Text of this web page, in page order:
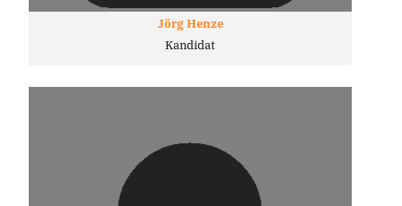
Jörg Henze
Kandidat